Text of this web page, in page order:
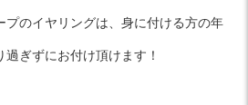
プのイヤリングは、身に付ける方の年
ぎずにお付け頂けます！